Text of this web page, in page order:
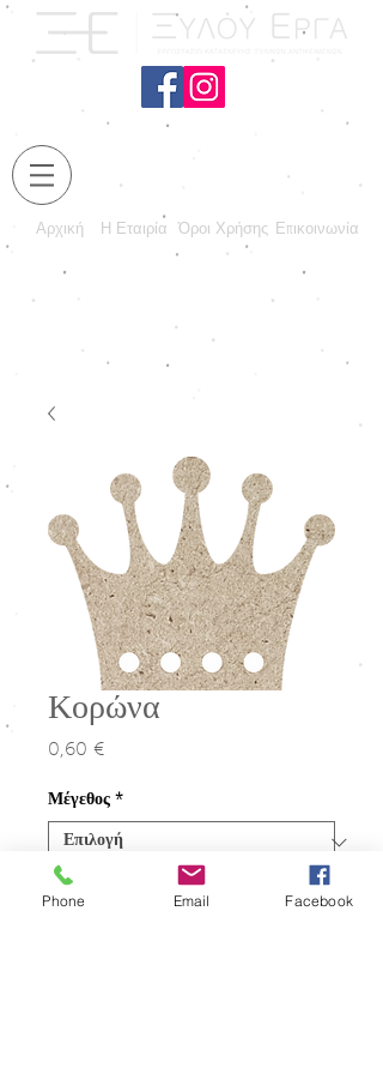
Αρχική Η Εταιρία Όροι Χρήσης Επικοινωνία
Κορώνα
0,60 €Τιμή
Μέγεθος *
Ποσότητα
Phone Email Facebook